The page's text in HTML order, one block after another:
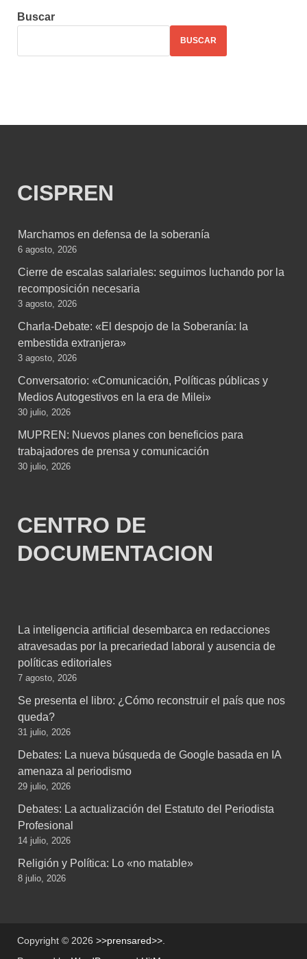
Buscar
BUSCAR
CISPREN
Marchamos en defensa de la soberanía
6 agosto, 2026
Cierre de escalas salariales: seguimos luchando por la
recomposición necesaria
3 agosto, 2026
Charla-Debate: «El despojo de la Soberanía: la
embestida extranjera»
3 agosto, 2026
Conversatorio: «Comunicación, Políticas públicas y
Medios Autogestivos en la era de Milei»
30 julio, 2026
MUPREN: Nuevos planes con beneficios para
trabajadores de prensa y comunicación
30 julio, 2026
CENTRO DE
DOCUMENTACION
La inteligencia artificial desembarca en redacciones
atravesadas por la precariedad laboral y ausencia de
políticas editoriales
7 agosto, 2026
Se presenta el libro: ¿Cómo reconstruir el país que nos
queda?
31 julio, 2026
Debates: La nueva búsqueda de Google basada en IA
amenaza al periodismo
29 julio, 2026
Debates: La actualización del Estatuto del Periodista
Profesional
14 julio, 2026
Religión y Política: Lo «no matable»
8 julio, 2026
Copyright © 2026 >>prensared>>.